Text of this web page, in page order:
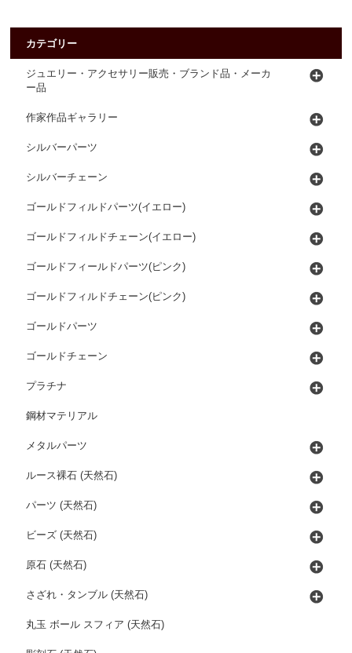
カテゴリー
ジュエリー・アクセサリー販売・ブランド品・メーカ
ー品
作家作品ギャラリー
シルバーパーツ
シルバーチェーン
ゴールドフィルドパーツ(イエロー)
ゴールドフィルドチェーン(イエロー)
ゴールドフィールドパーツ(ピンク)
ゴールドフィルドチェーン(ピンク)
ゴールドパーツ
ゴールドチェーン
プラチナ
鋼材マテリアル
メタルパーツ
ルース裸石 (天然石)
パーツ (天然石)
ビーズ (天然石)
原石 (天然石)
さざれ・タンブル (天然石)
丸玉 ボール スフィア (天然石)